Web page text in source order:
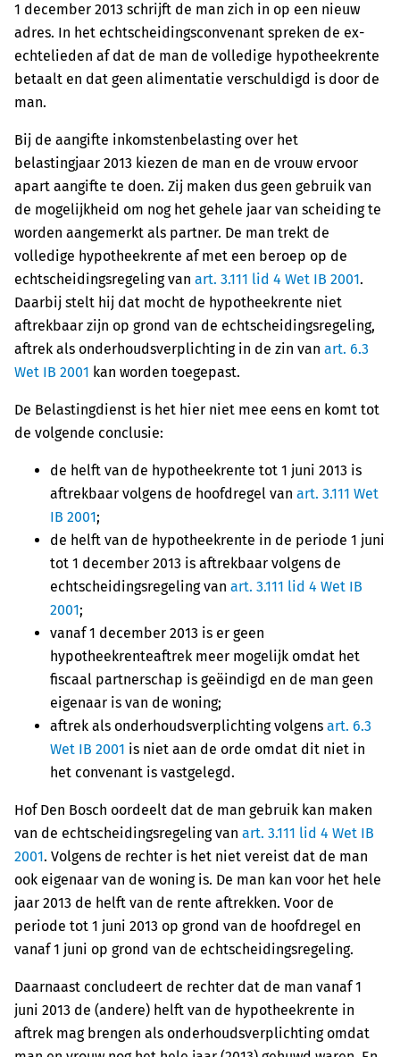
1 december 2013 schrijft de man zich in op een nieuw
adres. In het echtscheidingsconvenant spreken de ex-
echtelieden af dat de man de volledige hypotheekrente
betaalt en dat geen alimentatie verschuldigd is door de
man.
Bij de aangifte inkomstenbelasting over het
belastingjaar 2013 kiezen de man en de vrouw ervoor
apart aangifte te doen. Zij maken dus geen gebruik van
de mogelijkheid om nog het gehele jaar van scheiding te
worden aangemerkt als partner. De man trekt de
volledige hypotheekrente af met een beroep op de
echtscheidingsregeling van art. 3.111 lid 4 Wet IB 2001.
Daarbij stelt hij dat mocht de hypotheekrente niet
aftrekbaar zijn op grond van de echtscheidingsregeling,
aftrek als onderhoudsverplichting in de zin van art. 6.3
Wet IB 2001 kan worden toegepast.
De Belastingdienst is het hier niet mee eens en komt tot
de volgende conclusie:
de helft van de hypotheekrente tot 1 juni 2013 is
aftrekbaar volgens de hoofdregel van art. 3.111 Wet
IB 2001;
de helft van de hypotheekrente in de periode 1 juni
tot 1 december 2013 is aftrekbaar volgens de
echtscheidingsregeling van art. 3.111 lid 4 Wet IB
2001;
vanaf 1 december 2013 is er geen
hypotheekrenteaftrek meer mogelijk omdat het
fiscaal partnerschap is geëindigd en de man geen
eigenaar is van de woning;
aftrek als onderhoudsverplichting volgens art. 6.3
Wet IB 2001 is niet aan de orde omdat dit niet in
het convenant is vastgelegd.
Hof Den Bosch oordeelt dat de man gebruik kan maken
van de echtscheidingsregeling van art. 3.111 lid 4 Wet IB
2001. Volgens de rechter is het niet vereist dat de man
ook eigenaar van de woning is. De man kan voor het hele
jaar 2013 de helft van de rente aftrekken. Voor de
periode tot 1 juni 2013 op grond van de hoofdregel en
vanaf 1 juni op grond van de echtscheidingsregeling.
Daarnaast concludeert de rechter dat de man vanaf 1
juni 2013 de (andere) helft van de hypotheekrente in
aftrek mag brengen als onderhoudsverplichting omdat